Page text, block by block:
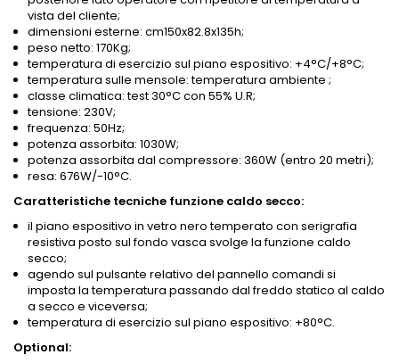
vista del cliente;
dimensioni esterne: cm150x82.8x135h;
peso netto: 170Kg;
temperatura di esercizio sul piano espositivo: +4°C/+8°C;
temperatura sulle mensole: temperatura ambiente ;
classe climatica: test 30°C con 55% U.R;
tensione: 230V;
frequenza: 50Hz;
potenza assorbita: 1030W;
potenza assorbita dal compressore: 360W (entro 20 metri);
resa: 676W/-10°C.
Caratteristiche tecniche funzione caldo secco:
il piano espositivo in vetro nero temperato con serigrafia
resistiva posto sul fondo vasca svolge la funzione caldo
secco;
agendo sul pulsante relativo del pannello comandi si
imposta la temperatura passando dal freddo statico al caldo
a secco e viceversa;
temperatura di esercizio sul piano espositivo: +80°C.
Optional: